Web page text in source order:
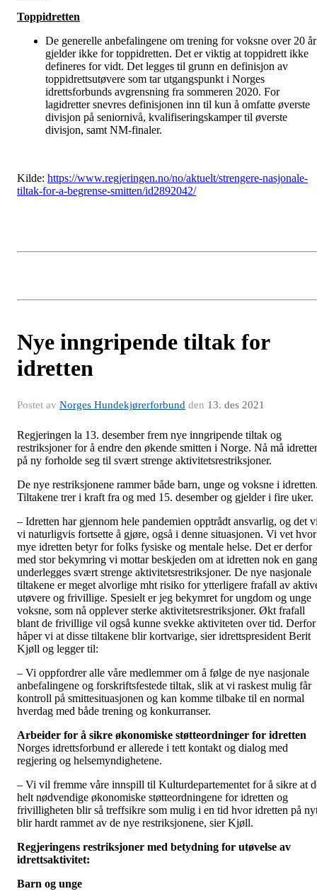
Toppidretten
De generelle anbefalingene om trening for voksne over 20 år
gjelder ikke for toppidretten. Det er viktig at toppidrett ikke
defineres for vidt. Det legges til grunn en definisjon av
toppidrettsutøvere som tar utgangspunkt i Norges
idrettsforbunds avgrensning fra sommeren 2020. For
lagidretter snevres definisjonen inn til kun å omfatte øverste
divisjon på seniornivå, kvalifiseringskamper til øverste
divisjon, samt NM-finaler.
Kilde: https://www.regjeringen.no/no/aktuelt/strengere-nasjonale-
tiltak-for-a-begrense-smitten/id2892042/
Nye inngripende tiltak for
idretten
Postet av Norges Hundekjørerforbund den 13. des 2021
Regjeringen la 13. desember frem nye inngripende tiltak og
restriksjoner for å endre den økende smitten i Norge. Nå må
på ny forholde seg til svært strenge aktivitetsrestriksjoner.
De nye restriksjonene rammer både barn, unge og voksne i
Tiltakene trer i kraft fra og med 15. desember og gjelder i fire uker.
– Idretten har gjennom hele pandemien opptrådt ansvarlig, og det
vi naturligvis fortsette å gjøre, også i denne situasjonen. Vi vet hvor
mye idretten betyr for folks fysiske og mentale helse. Det er derfor
med stor bekymring vi mottar beskjeden om at idretten nok en gang
underlegges svært strenge aktivitetsrestriksjoner. De nye nasjonale
tiltakene er meget alvorlige mht risiko for ytterligere frafall av
utøvere og frivillige. Spesielt er jeg bekymret for ungdom og unge
voksne, som nå opplever sterke aktivitetsrestriksjoner. Økt frafall
blant de frivillige vil også kunne svekke aktiviteten over tid. Derfor
håper vi at disse tiltakene blir kortvarige, sier idrettspresident Berit
Kjøll og legger til:
– Vi oppfordrer alle våre medlemmer om å følge de nye nasjonale
anbefalingene og forskriftsfestede tiltak, slik at vi raskest mulig får
kontroll på smittesituasjonen og kan komme tilbake til en normal
hverdag med både trening og konkurranser.
Arbeider for å sikre økonomiske støtteordninger for idretten
Norges idrettsforbund er allerede i tett kontakt og dialog med
regjering og helsemyndighetene.
– Vi vil fremme våre innspill til Kulturdepartementet for å sikre at
helt nødvendige økonomiske støtteordningene for idretten og
frivilligheten blir så treffsikre som mulig i en tid hvor idretten på
blir hardt rammet av de nye restriksjonene, sier Kjøll.
Regjeringens restriksjoner med betydning for utøvelse av
idrettsaktivitet:
Barn og unge